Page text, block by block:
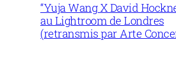
“Yuja Wang X David
au Lightroom de Londres
(retransmis par Arte